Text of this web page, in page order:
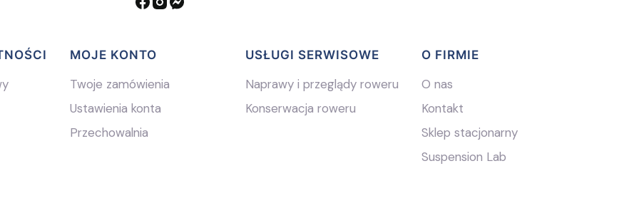
MOJE KONTO
Twoje zamówienia
Ustawienia konta
Przechowalnia
USŁUGI SERWISOWE
Naprawy i przeglądy roweru
Konserwacja roweru
O FIRMIE
O nas
Kontakt
Sklep stacjonarny
Suspension Lab